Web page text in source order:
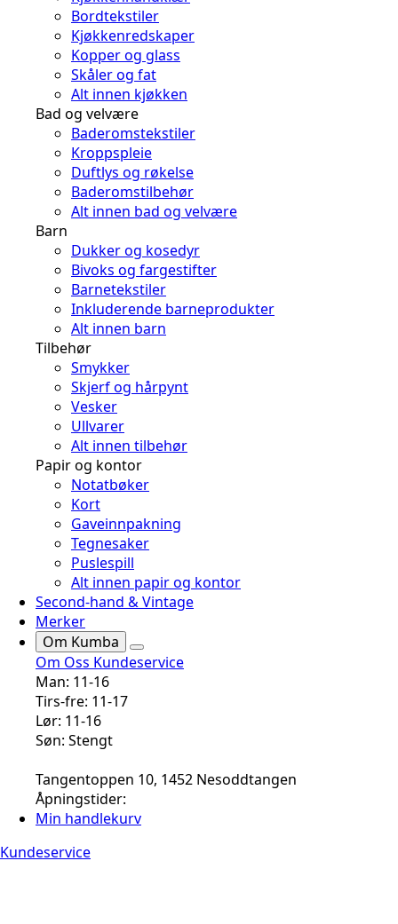
Bordtekstiler
Kjøkkenredskaper
Kopper og glass
Skåler og fat
Alt innen kjøkken
Bad og velvære
Baderomstekstiler
Kroppspleie
Duftlys og røkelse
Baderomstilbehør
Alt innen bad og velvære
Barn
Dukker og kosedyr
Bivoks og fargestifter
Barnetekstiler
Inkluderende barneprodukter
Alt innen barn
Tilbehør
Smykker
Skjerf og hårpynt
Vesker
Ullvarer
Alt innen tilbehør
Papir og kontor
Notatbøker
Kort
Gaveinnpakning
Tegnesaker
Puslespill
Alt innen papir og kontor
Second-hand & Vintage
Merker
Om Kumba
Om Oss Kundeservice
Man: 11-16
Tirs-fre: 11-17
Lør: 11-16
Søn: Stengt
Tangentoppen 10, 1452 Nesoddtangen
Åpningstider:
Min handlekurv
Kundeservice